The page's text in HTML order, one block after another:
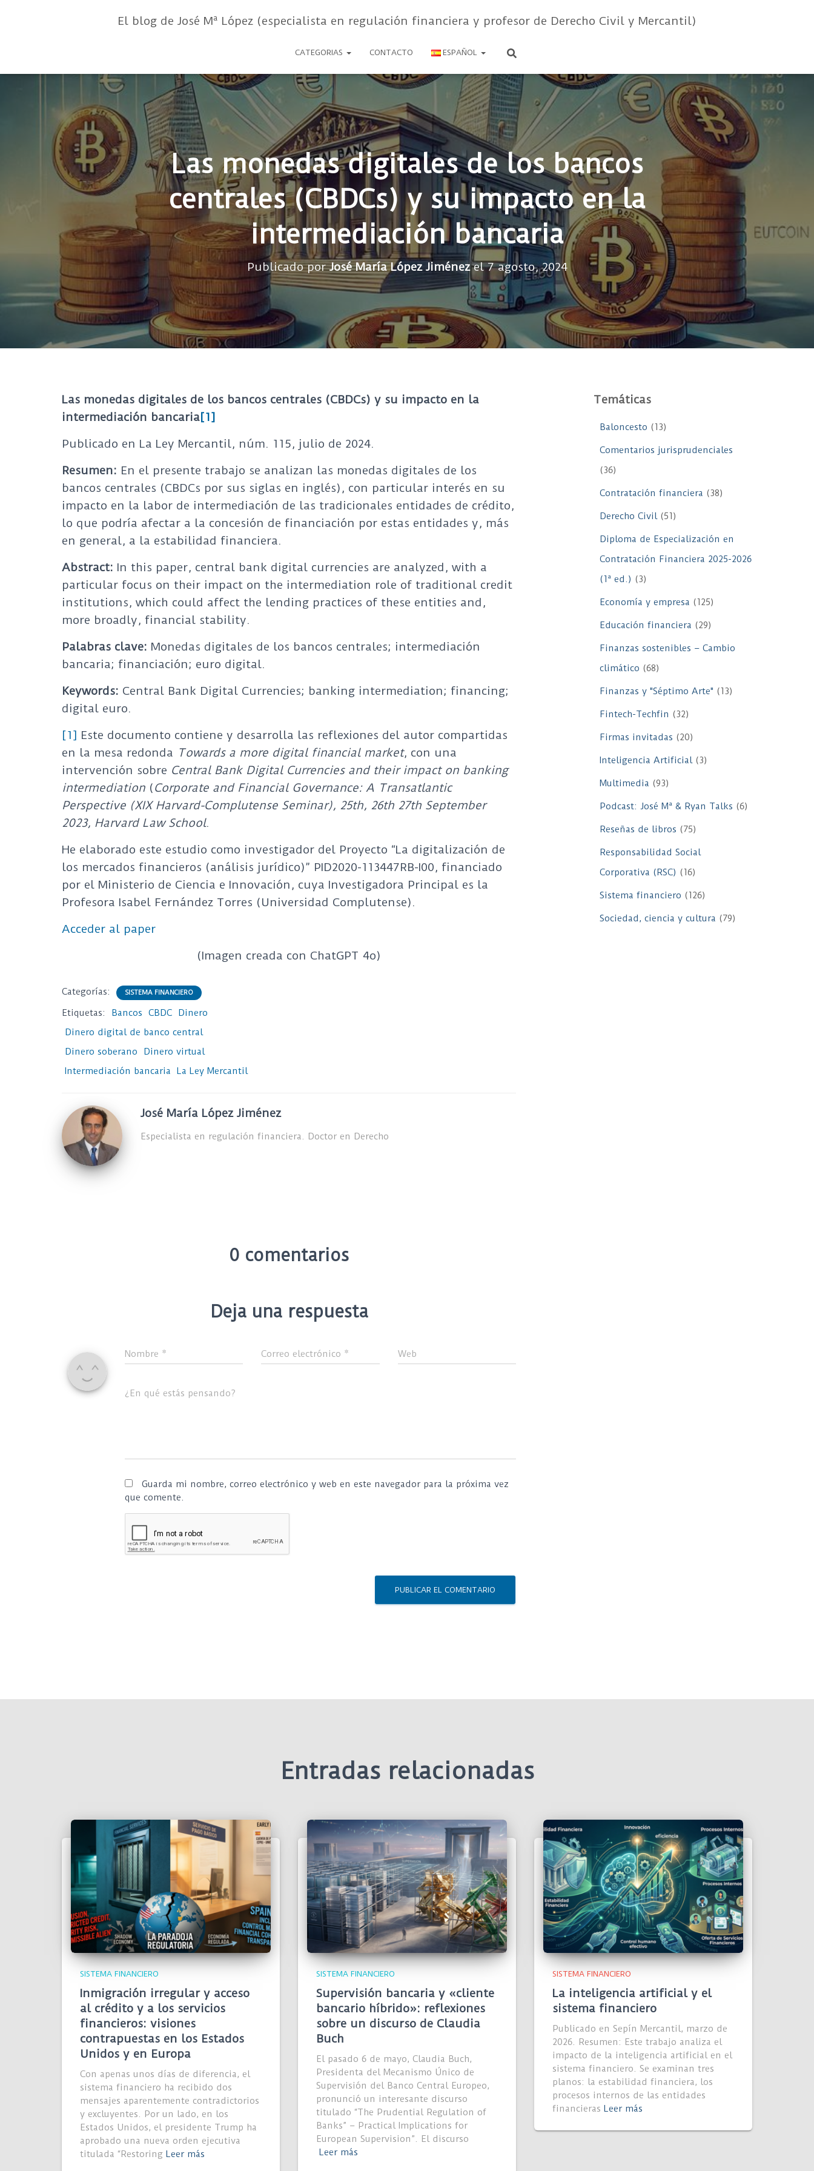
El blog de José Mª López (especialista en regulación financiera y profesor de Derecho Civil y Mercantil)
CATEGORIAS CONTACTO ESPAÑOL
Las monedas digitales de los bancos
centrales (CBDCs) y su impacto en la
intermediación bancaria
Publicado porJosé María López Jiménezel7 agosto, 2024
Las monedas digitales de los bancos centrales (CBDCs) y su impacto en la
intermediación bancaria[1]
Publicado en La Ley Mercantil, núm. 115, julio de 2024.
Resumen: En el presente trabajo se analizan las monedas digitales de los
bancos centrales (CBDCs por sus siglas en inglés), con particular interés en su
impacto en la labor de intermediación de las tradicionales entidades de crédito,
lo que podría afectar a la concesión de financiación por estas entidades y, más
en general, a la estabilidad financiera.
Abstract: In this paper, central bank digital currencies are analyzed, with a
particular focus on their impact on the intermediation role of traditional credit
institutions, which could affect the lending practices of these entities and,
more broadly, financial stability.
Palabras clave: Monedas digitales de los bancos centrales; intermediación
bancaria; financiación; euro digital.
Keywords: Central Bank Digital Currencies; banking intermediation; financing;
digital euro.
[1] Este documento contiene y desarrolla las reflexiones del autor compartidas
en la mesa redonda Towards a more digital financial market, con una
intervención sobre Central Bank Digital Currencies and their impact on banking
intermediation (Corporate and Financial Governance: A Transatlantic
Perspective (XIX Harvard-Complutense Seminar), 25th, 26th 27th September
2023, Harvard Law School.
He elaborado este estudio como investigador del Proyecto “La digitalización de
los mercados financieros (análisis jurídico)” PID2020-113447RB-I00, financiado
por el Ministerio de Ciencia e Innovación, cuya Investigadora Principal es la
Profesora Isabel Fernández Torres (Universidad Complutense).
Acceder al paper
(Imagen creada con ChatGPT 4o)
Categorías: SISTEMA FINANCIERO
Etiquetas: Bancos CBDC
Dinero
Dinero digital de banco central
Dinero soberano
Dinero virtual
Intermediación bancaria
La Ley Mercantil
José María López Jiménez
Especialista en regulación financiera. Doctor en Derecho
0 comentarios
Deja una respuesta
Nombre * Correo electrónico * Web
¿En qué estás pensando?
Guarda mi nombre, correo electrónico y web en este navegador para la próxima vez
que comente.
Temáticas
Baloncesto (13)
Comentarios jurisprudenciales
(36)
Contratación financiera (38)
Derecho Civil(51)
Diploma de Especialización en
Contratación Financiera 2025-2026
(1ª ed.) (3)
Economía y empresa (125)
Educación financiera (29)
Finanzas sostenibles – Cambio
climático (68)
Finanzas y "Séptimo Arte" (13)
Fintech-Techfin (32)
Firmas invitadas (20)
Inteligencia Artificial(3)
Multimedia (93)
Podcast: José Mª & Ryan Talks (6)
Reseñas de libros (75)
Responsabilidad Social
Corporativa (RSC) (16)
Sistema financiero (126)
Sociedad, ciencia y cultura (79)
Entradas relacionadas
SISTEMA FINANCIERO
Inmigración irregular y acceso
al crédito y a los servicios
financieros: visiones
contrapuestas en los Estados
Unidos y en Europa
Con apenas unos días de diferencia, el
sistema financiero ha recibido dos
mensajes aparentemente contradictorios
y excluyentes. Por un lado, en los
Estados Unidos, el presidente Trump ha
aprobado una nueva orden ejecutiva
titulada “Restoring Leer más
SISTEMA FINANCIERO
Supervisión bancaria y «cliente
bancario híbrido»: reflexiones
sobre un discurso de Claudia
Buch
El pasado 6 de mayo, Claudia Buch,
Presidenta del Mecanismo Único de
Supervisión del Banco Central Europeo,
pronunció un interesante discurso
titulado “The Prudential Regulation of
Banks” – Practical Implications for
European Supervision”. El discurso
Leer más
SISTEMA FINANCIERO
La inteligencia artificial y el
sistema financiero
Publicado en Sepín Mercantil, marzo de
2026. Resumen: Este trabajo analiza el
impacto de la inteligencia artificial en el
sistema financiero. Se examinan tres
planos: la estabilidad financiera, los
procesos internos de las entidades
financieras Leer más